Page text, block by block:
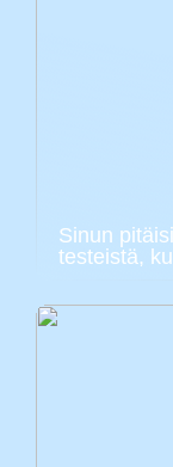
Sinun
testeistä,